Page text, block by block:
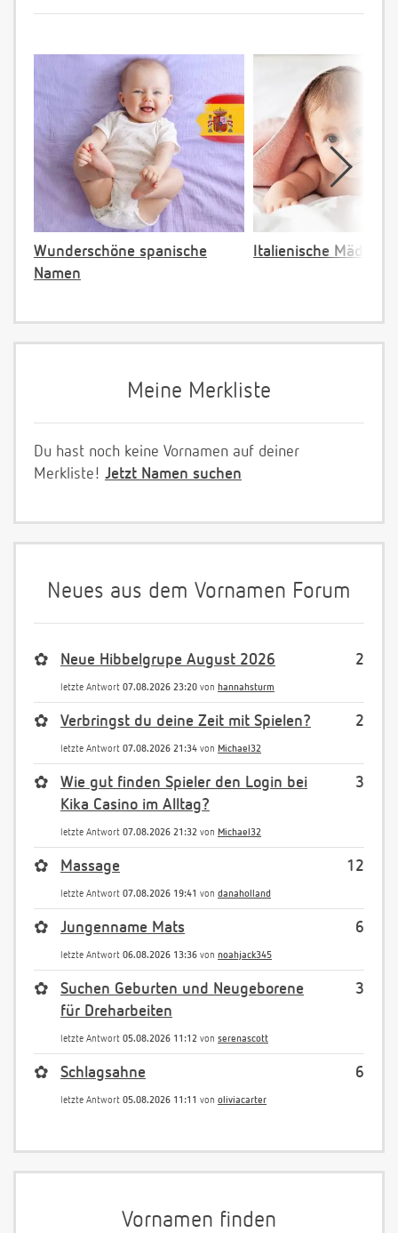
Wunderschöne spanische
Namen
Italienische
Meine Merkliste
Du hast noch keine Vornamen auf deiner
Merkliste! Jetzt Namen suchen
Neues aus dem Vornamen Forum
2
✿ Neue Hibbelgrupe August 2026
letzte Antwort 07.08.2026 23:20 von hannahsturm
2
✿ Verbringst du deine Zeit mit Spielen?
letzte Antwort 07.08.2026 21:34 von Michael32
3
✿
Wie gut finden Spieler den Login bei
Kika Casino im Alltag?
letzte Antwort 07.08.2026 21:32 von Michael32
12
✿ Massage
letzte Antwort 07.08.2026 19:41 von danaholland
6
✿ Jungenname Mats
letzte Antwort 06.08.2026 13:36 von noahjack345
3
✿
Suchen Geburten und Neugeborene
für Dreharbeiten
letzte Antwort 05.08.2026 11:12 von serenascott
6
✿ Schlagsahne
letzte Antwort 05.08.2026 11:11 von oliviacarter
Vornamen finden